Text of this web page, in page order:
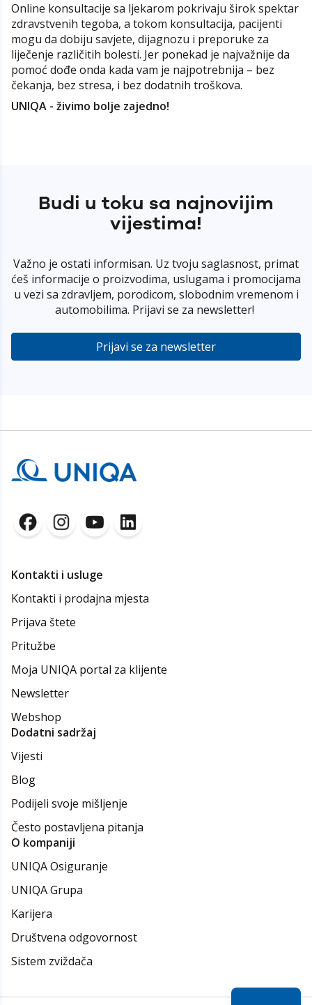
Online konsultacije sa ljekarom pokrivaju širok spektar
zdravstvenih tegoba, a tokom konsultacija, pacijenti
mogu da dobiju savjete, dijagnozu i preporuke za
liječenje različitih bolesti. Jer ponekad je najvažnije da
pomoć dođe onda kada vam je najpotrebnija – bez
čekanja, bez stresa, i bez dodatnih troškova.
UNIQA - živimo bolje zajedno!
Budi u toku sa najnovijim
vijestima!
Važno je ostati informisan. Uz tvoju saglasnost, primat
ćeš informacije o proizvodima, uslugama i promocijama
u vezi sa zdravljem, porodicom, slobodnim vremenom i
automobilima. Prijavi se za newsletter!
Prijavi se za newsletter
Kontakti i usluge
Kontakti i prodajna mjesta
Prijava štete
Pritužbe
Moja UNIQA portal za klijente
Newsletter
Webshop
Dodatni sadržaj
Vijesti
Blog
Podijeli svoje mišljenje
Često postavljena pitanja
O kompaniji
UNIQA Osiguranje
UNIQA Grupa
Karijera
Društvena odgovornost
Sistem zviždača